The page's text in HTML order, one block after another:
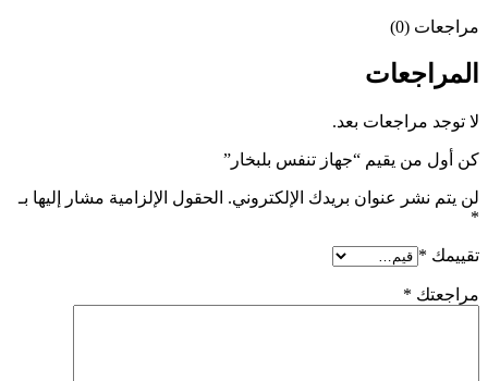
مراجعات (0)
المراجعات
لا توجد مراجعات بعد.
كن أول من يقيم “جهاز تنفس بلبخار”
لن يتم نشر عنوان بريدك الإلكتروني. الحقول الإلزامية مشار إليها بـ
*
تقييمك *
مراجعتك *